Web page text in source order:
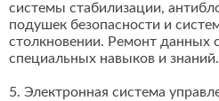
системы стабилизации,
подушек безопасности и
столкновении. Ремонт данных
специальных навыков и знаний.
5. Электронная система